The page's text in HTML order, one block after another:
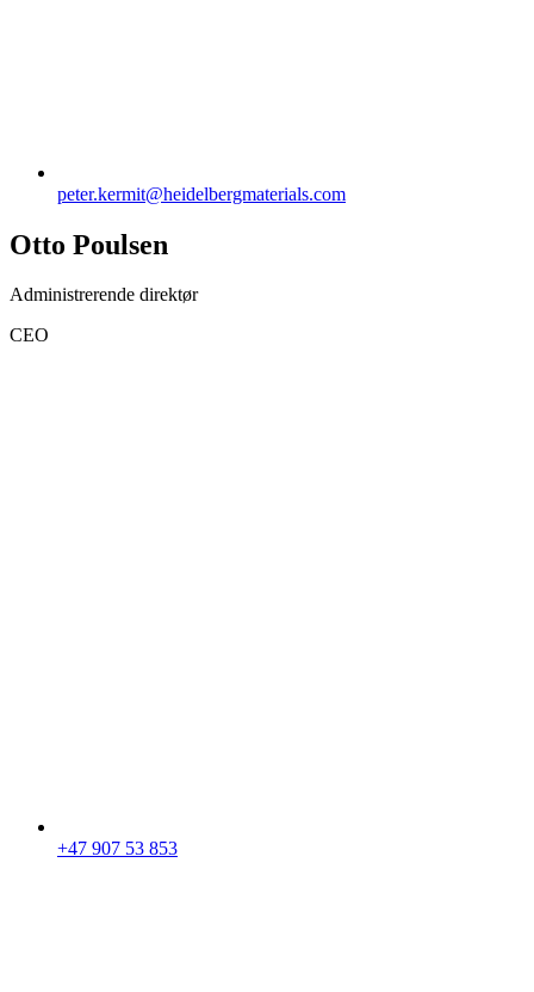
peter.kermit​@heidelbergmaterials.com
Otto Poulsen
Administrerende direktør
CEO
+47 907 53 853